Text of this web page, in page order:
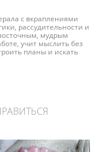
с вкраплениями
рассудительности и
мудрым
учит мыслить без
планы и искать